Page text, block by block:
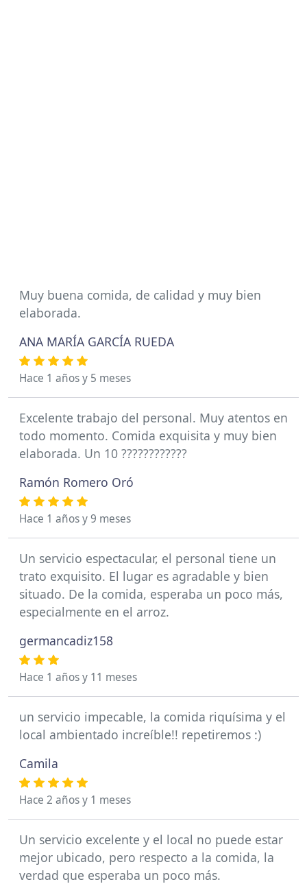
Muy buena comida, de calidad y muy bien
elaborada.
ANA MARÍA GARCÍA RUEDA
Hace 1 años y 5 meses
Excelente trabajo del personal. Muy atentos en
todo momento. Comida exquisita y muy bien
elaborada. Un 10 ????????????
Ramón Romero Oró
Hace 1 años y 9 meses
Un servicio espectacular, el personal tiene un
trato exquisito. El lugar es agradable y bien
situado. De la comida, esperaba un poco más,
especialmente en el arroz.
germancadiz158
Hace 1 años y 11 meses
un servicio impecable, la comida riquísima y el
local ambientado increíble!! repetiremos :)
Camila
Hace 2 años y 1 meses
Un servicio excelente y el local no puede estar
mejor ubicado, pero respecto a la comida, la
verdad que esperaba un poco más.